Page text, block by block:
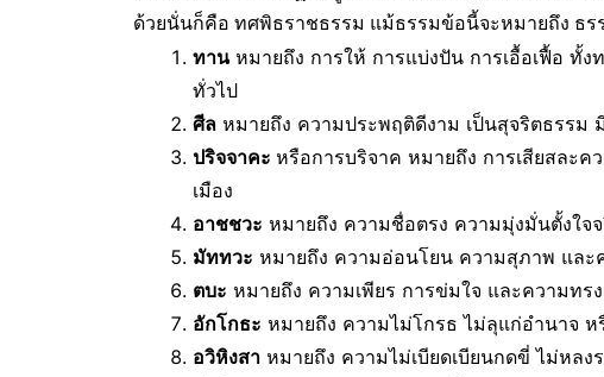
ด้วยนั่นก็คือ ทศพิธราชธรรม แม้ธรรมข้อนี้จะหมายถึง ธ
ทานหมายถึง การให้ การแบ่งปัน การเอื้อเฟื้อ ทั้ง
ทั่วไป
ศีล หมายถึง ความประพฤติดีงาม เป็นสุจริตธรรม
ปริจจาคะ หรือการบริจาค หมายถึง การเสียสละ
เมือง
อาชชวะ หมายถึง ความชื่อตรง ความมุ่งมั่นตั้งใจจ
มัททวะ หมายถึง ความอ่อนโยน ความสุภาพ และ
ตบะ หมายถึง ความเพียร การข่มใจ และความทร
อักโกธะ หมายถึง ความไม่โกรธ ไม่ลุแก่อำนาจ ห
อวิหิงสา หมายถึง ความไม่เบียดเบียนกดขี่ ไม่หลง